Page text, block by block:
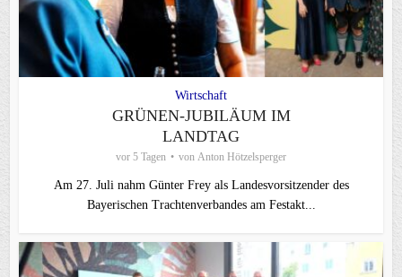
Wirtschaft
GRÜNEN-JUBILÄUM IM
LANDTAG
vor 5 Tagen von Anton Hötzelsperger
Am 27. Juli nahm Günter Frey als Landesvorsitzender des
Bayerischen Trachtenverbandes am Festakt...